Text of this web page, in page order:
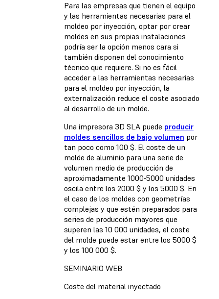
Para las empresas que tienen el equipo
y las herramientas necesarias para el
moldeo por inyección, optar por crear
moldes en sus propias instalaciones
podría ser la opción menos cara si
también disponen del conocimiento
técnico que requiere. Si no es fácil
acceder a las herramientas necesarias
para el moldeo por inyección, la
externalización reduce el coste asociado
al desarrollo de un molde.
Una impresora 3D SLA puede producir
moldes sencillos de bajo volumen por
tan poco como 100 $. El coste de un
molde de aluminio para una serie de
volumen medio de producción de
aproximadamente 1000-5000 unidades
oscila entre los 2000 $ y los 5000 $. En
el caso de los moldes con geometrías
complejas y que estén preparados para
series de producción mayores que
superen las 10 000 unidades, el coste
del molde puede estar entre los 5000 $
y los 100 000 $.
SEMINARIO WEB
Coste del material inyectado